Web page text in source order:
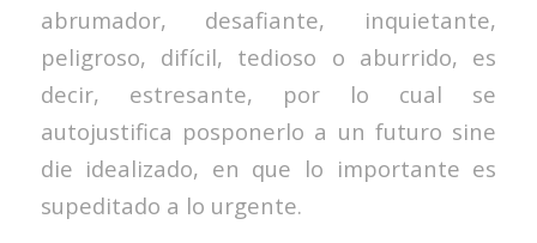
abrumador, desafiante, inquietante,
peligroso, difícil, tedioso o aburrido, es
decir, estresante, por lo cual se
autojustifica posponerlo a un futuro sine
die idealizado, en que lo importante es
supeditado a lo urgente.